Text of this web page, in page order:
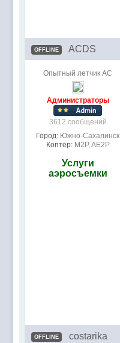
OFFLINE ACDS
Опытный летчик АС
Администраторы
3612 сообщений
Город: Южно-Сахалинск
Коптер: M2P, AE2P
Услуги
аэросъемки
OFFLINE costarika